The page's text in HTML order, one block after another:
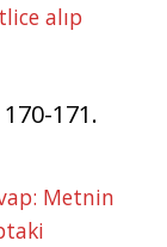
alıp
171.
Metnin